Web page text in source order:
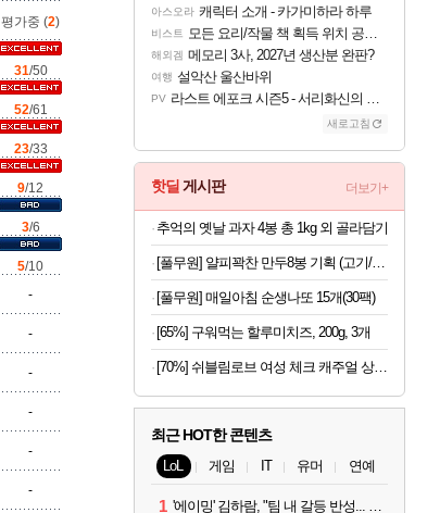
평가중 (2)
31/50
52/61
23/33
9/12
3/6
5/10
-
-
-
-
-
-
아스오라 캐릭터 소개 - 카가미하라 하루
비스트 모든 요리/작물 책 획득 위치 공략 (36개) - 미식가 도전과제
해외겜 메모리 3사, 2027년 생산분 완판?
여행 설악산 울산바위
PV 라스트 에포크 시즌5 - 서리화신의 분노 티저
새로고침
핫딜 게시판 더보기+
추억의 옛날 과자 4봉 총 1kg 외 골라담기
[풀무원] 얄피꽉찬 만두8봉 기획 (고기/김치/교자/물만두 외)
[풀무원] 매일아침 순생나또 15개(30팩)
[65%] 구워먹는 할루미치즈, 200g, 3개
[70%] 쉬블림로브 여성 체크 캐주얼 상하의 세트 안드리 GW1780, FREE, 1세트
최근 HOT한 콘텐츠
LoL 게임 IT 유머 연예
1 '에이밍' 김하람, "팀 내 갈등 반성... 끝까지 뛰고 싶었다"